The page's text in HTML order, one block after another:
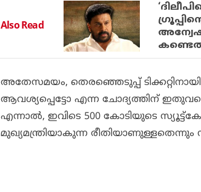
Also Read
അതേസമയം, തെരഞ്ഞെടുപ്പ്
ആവശ്യപ്പെട്ടോ എന്ന ചോദ്യത്തിന് ഇതുവരെ
എന്നാല്‍, ഇവിടെ 500 കോടിയുടെ
മുഖ്യമന്ത്രിയാകുന്ന